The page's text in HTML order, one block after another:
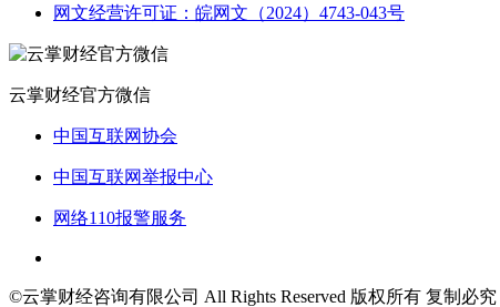
网文经营许可证：皖网文（2024）4743-043号
云掌财经官方微信
中国互联网协会
中国互联网举报中心
网络110报警服务
©云掌财经咨询有限公司 All Rights Reserved 版权所有 复制必究